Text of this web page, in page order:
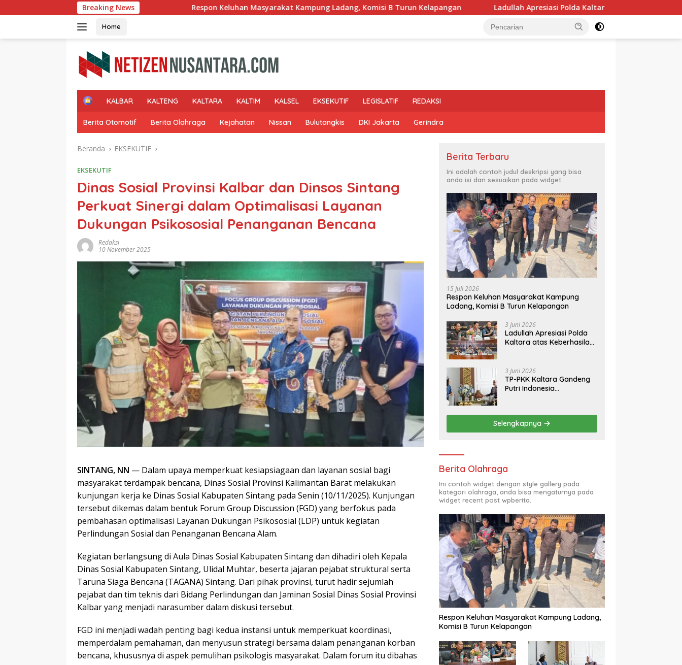
ke
Breaking News
Respon Keluhan Masyarakat Kampung Ladang, Komisi B Turun Kelapangan Ladullah Apresiasi Polda Kaltara atas Keberhasilan Ungkap Kasus 3C di
Home
H
m
e
KALBAR KALTENG KALTARA KALTIM KALSEL EKSEKUTIF LEGISLATIF REDAKSI
Berita Otomotif Berita Olahraga Kejahatan Nissan Bulutangkis DKI Jakarta Gerindra
Beranda EKSEKUTIF
EKSEKUTIF
Dinas Sosial Provinsi Kalbar dan Dinsos Sintang
Perkuat Sinergi dalam Optimalisasi Layanan
Dukungan Psikososial Penanganan Bencana
Redaksi
10 November 2025
SINTANG, NN — Dalam upaya memperkuat kesiapsiagaan dan layanan sosial bagi
masyarakat terdampak bencana, Dinas Sosial Provinsi Kalimantan Barat melakukan
kunjungan kerja ke Dinas Sosial Kabupaten Sintang pada Senin (10/11/2025). Kunjungan
tersebut dikemas dalam bentuk Forum Group Discussion (FGD) yang berfokus pada
pembahasan optimalisasi Layanan Dukungan Psikososial (LDP) untuk kegiatan
Perlindungan Sosial dan Penanganan Bencana Alam.
Kegiatan berlangsung di Aula Dinas Sosial Kabupaten Sintang dan dihadiri oleh Kepala
Dinas Sosial Kabupaten Sintang, Ulidal Muhtar, beserta jajaran pejabat struktural serta
Taruna Siaga Bencana (TAGANA) Sintang. Dari pihak provinsi, turut hadir sejumlah
pejabat dan tim teknis dari Bidang Perlindungan dan Jaminan Sosial Dinas Sosial Provinsi
Kalbar yang menjadi narasumber dalam diskusi tersebut.
FGD ini menjadi wadah penting bagi kedua instansi untuk memperkuat koordinasi,
memperdalam pemahaman, dan menyusun strategi bersama dalam penanganan korban
bencana, khususnya di aspek pemulihan psikologis masyarakat. Dalam forum itu dibahas
Berita Terbaru
Ini adalah contoh judul deskripsi yang bisa
anda isi dan sesuaikan pada widget
15 Juli 2026
Respon Keluhan Masyarakat Kampung
Ladang, Komisi B Turun Kelapangan
3 Juni 2026
Ladullah Apresiasi Polda
Kaltara atas Keberhasilan
3 Juni 2026
TP-PKK Kaltara Gandeng
Putri Indonesia
Kancah Dunia
Selengkapnya
Berita Olahraga
Ini contoh widget dengan style gallery pada
kategori olahraga, anda bisa mengaturnya pada
widget recent post wpberita.
Respon Keluhan Masyarakat Kampung Ladang,
Komisi B Turun Kelapangan